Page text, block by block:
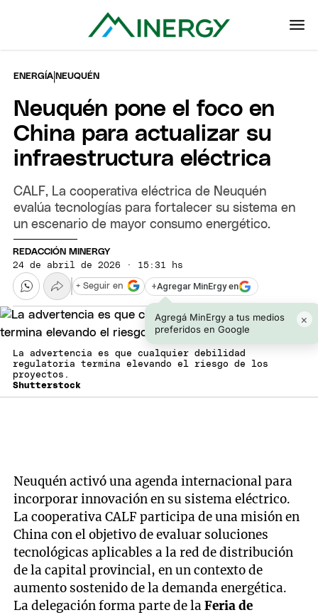
ENERGÍA |NEUQUÉN
Neuquén pone el foco en
China para actualizar su
infraestructura eléctrica
CALF, La cooperativa eléctrica de Neuquén
evalúa tecnologías para fortalecer su sistema en
un escenario de mayor consumo energético.
REDACCIÓN MINERGY
24 de abril de 2026 · 15:31 hs
+Agregar MinErgy en
Agregá MinErgy a tus medios
preferidos en Google
×
+ Seguir en
La advertencia es que cualquier debilidad
regulatoria termina elevando el riesgo de los
proyectos.
Shutterstock
Neuquén activó una agenda internacional para
incorporar innovación en su sistema eléctrico.
La cooperativa CALF participa de una misión en
China con el objetivo de evaluar soluciones
tecnológicas aplicables a la red de distribución
de la capital provincial, en un contexto de
aumento sostenido de la demanda energética.
La delegación forma parte de laFeria de